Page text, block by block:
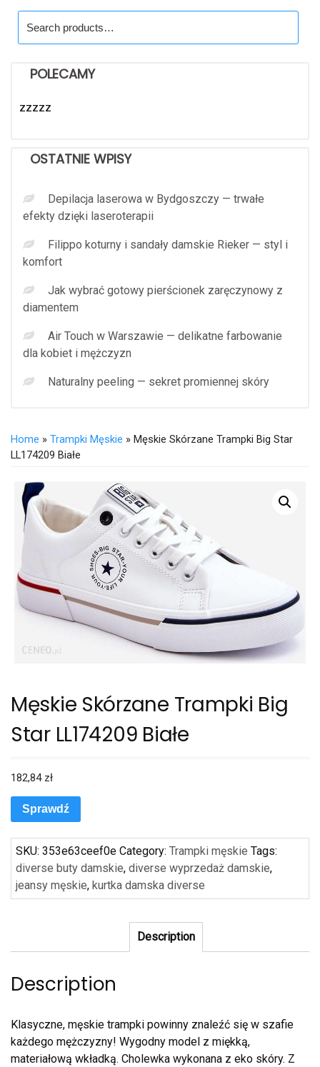
for:
POLECAMY
zzzzz
OSTATNIE WPISY
Depilacja laserowa w Bydgoszczy — trwałe
efekty dzięki laseroterapii
Filippo koturny i sandały damskie Rieker — styl i
komfort
Jak wybrać gotowy pierścionek zaręczynowy z
diamentem
Air Touch w Warszawie — delikatne farbowanie
dla kobiet i mężczyzn
Naturalny peeling — sekret promiennej skóry
Home » Trampki Męskie » Męskie Skórzane Trampki Big Star
LL174209 Białe
Męskie Skórzane Trampki Big
Star LL174209 Białe
182,84 zł
Sprawdź
SKU: 353e63ceef0e Category: Trampki męskie Tags:
diverse buty damskie, diverse wyprzedaż damskie,
jeansy męskie, kurtka damska diverse
Description
Description
Klasyczne, męskie trampki powinny znaleźć się w szafie
każdego mężczyzny! Wygodny model z miękką,
materiałową wkładką. Cholewka wykonana z eko skóry. Z